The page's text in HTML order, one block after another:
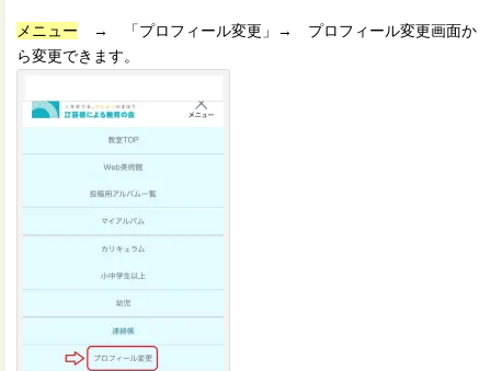
メニュー → 「プロフィール変更」→ プロフィール変更画面か
ら変更できます。